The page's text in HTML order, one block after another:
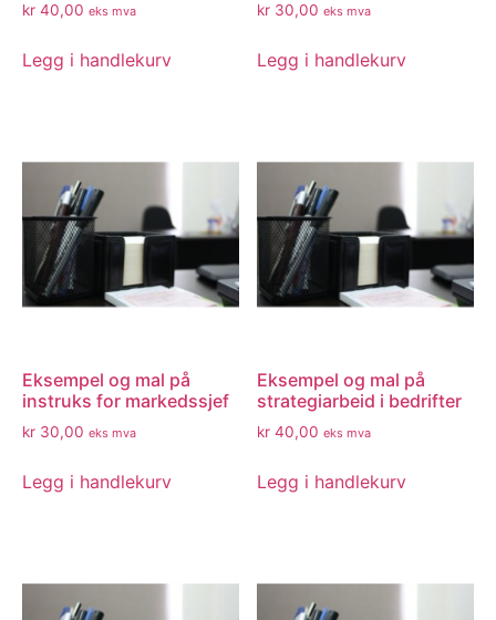
kr 40,00 eks mva
Legg i handlekurv
kr 30,00 eks mva
Legg i handlekurv
Eksempel og mal på
instruks for markedssjef
kr 30,00 eks mva
Legg i handlekurv
Eksempel og mal på
strategiarbeid i bedrifter
kr 40,00 eks mva
Legg i handlekurv